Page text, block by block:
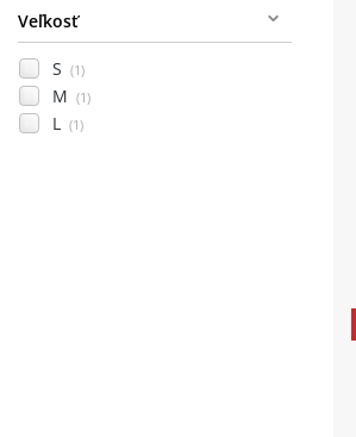
Veľkosť
S (1)
M (1)
L (1)